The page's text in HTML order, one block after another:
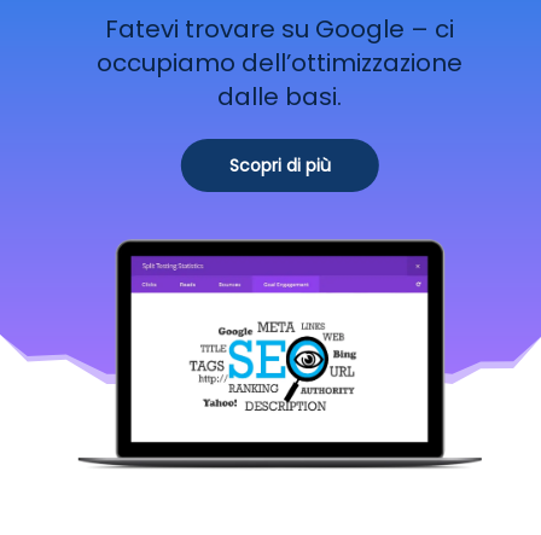
Fatevi trovare su Google – ci
occupiamo dell’ottimizzazione
dalle basi.
Scopri di più